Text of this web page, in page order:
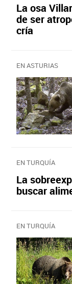
La osa
de ser
cría
EN ASTURIAS
EN TURQUÍA
La
buscar
EN TURQUÍA